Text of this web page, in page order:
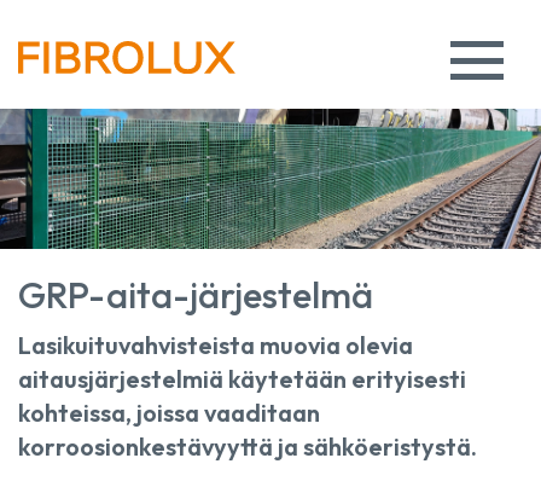
GRP-aita-järjestelmä
Lasikuituvahvisteista muovia olevia
aitausjärjestelmiä käytetään erityisesti
kohteissa, joissa vaaditaan
korroosionkestävyyttä ja sähköeristystä.